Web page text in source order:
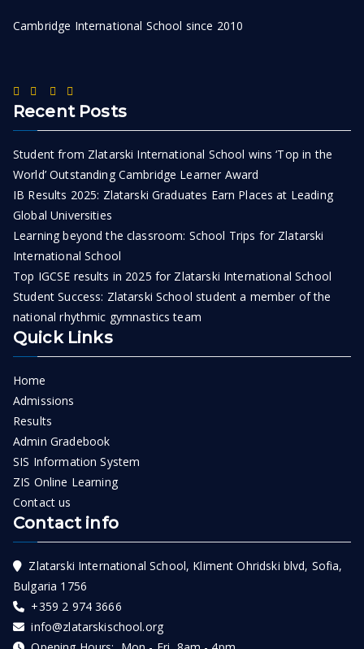
Cambridge International School since 2010
Recent Posts
Student from Zlatarski International School wins ‘Top in the
World’ Outstanding Cambridge Learner Award
IB Results 2025: Zlatarski Graduates Earn Places at Leading
Global Universities
Learning beyond the classroom: School Trips for Zlatarski
International School
Top IGCSE results in 2025 for Zlatarski International School
Student Success: Zlatarski School student a member of the
national rhythmic gymnastics team
Quick Links
Home
Admissions
Results
Admin Gradebook
SIS Information System
ZIS Online Learning
Contact us
Contact info
Zlatarski International School, Kliment Ohridski blvd, Sofia,
Bulgaria 1756
+359 2 974 3666
info@zlatarskischool.org